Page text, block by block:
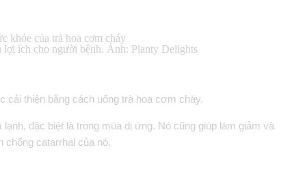
lợi ích cho người bệnh. Ảnh: Planty Delights
cải thiện bằng cách uống trà hoa cơm cháy.
đặc biệt là trong mùa dị ứng. Nó cũng giúp làm giảm và
catarrhal của nó.